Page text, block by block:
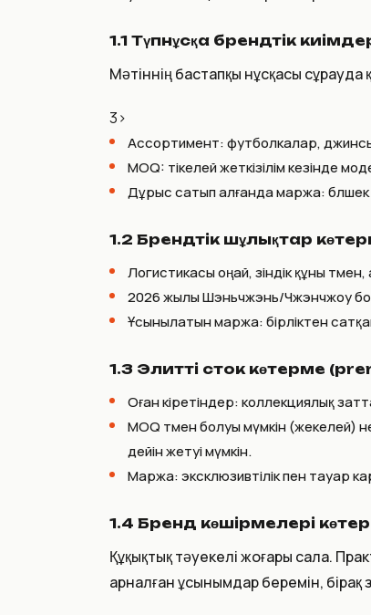
1.1 Түпнұсқа брендтік
Мәтіннің бастапқы нұсқасы
3>
Ассортимент: футболкалар,
MOQ: тікелей жеткізілім кезінде
Дұрыс сатып алғанда маржа:
1.2 Брендтік шұлықтар
Логистикасы оңай, өзіндік құны
2026 жылы Шэньчжэнь/Чжэнчжоу
Ұсынылатын маржа: бірліктен
1.3 Элитті сток көтерме
Оған кіретіндер: коллекциялық
MOQ төмен болуы мүмкін (жекелей)
дейін жетуі мүмкін.
Маржа: эксклюзивтілік пен тауар
1.4 Бренд көшірмелері
Құқықтық тәуекелі жоғары сала.
арналған ұсынымдар беремін, бірақ